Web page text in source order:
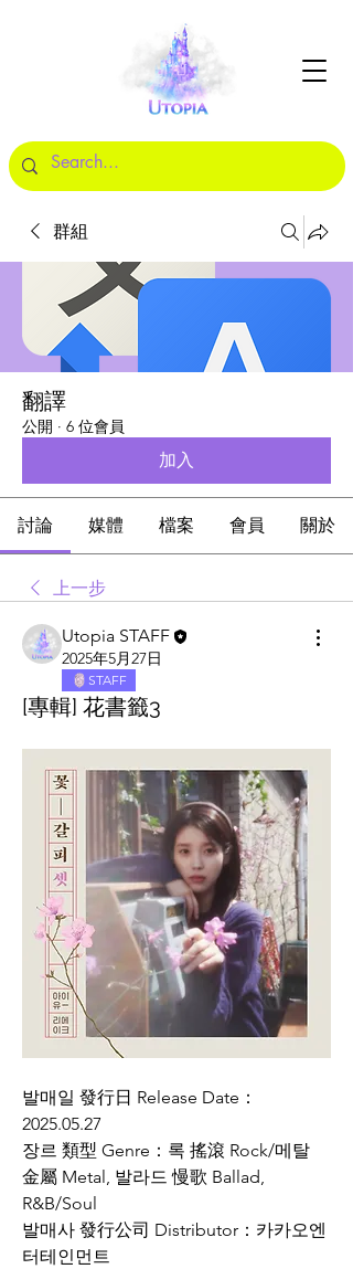
群組
翻譯
公開 · 6 位會員
加入
討論 媒體 檔案 會員 關於
上一步
Utopia STAFF
2025年5月27日
STAFF
[專輯] 花書籤3
발매일 發行日 Release Date：
2025.05.27
장르 類型 Genre：록 搖滾 Rock/메탈
金屬 Metal, 발라드 慢歌 Ballad,
R&B/Soul
발매사 發行公司 Distributor：카카오엔
터테인먼트